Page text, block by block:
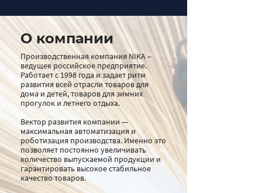
О компании
Производственная компания NIKA –
ведущее российское предприятие.
Работает с 1998 года и задает ритм
развития всей отрасли товаров для
дома и детей, товаров для зимних
прогулок и летнего отдыха.
Вектор развития компании —
максимальная автоматизация и
роботизация производства. Именно это
позволяет постоянно увеличивать
количество выпускаемой продукции и
гарантировать высокое стабильное
качество товаров.